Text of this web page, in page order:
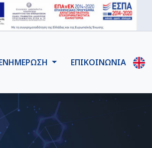
ΕΠΙΚΟΙΝΩΝΙΑ